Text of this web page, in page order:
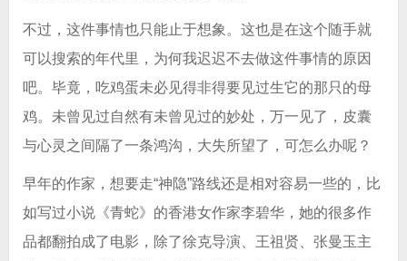
不过，这件事情也只能止于想象。这也是在这个随手就
可以搜索的年代里，为何我迟迟不去做这件事情的原因
吧。毕竟，吃鸡蛋未必见得非得要见过生它的那只的母
鸡。未曾见过自然有未曾见过的妙处，万一见了，皮囊
与心灵之间隔了一条鸿沟，大失所望了，可怎么办呢？
早年的作家，想要走“神隐”路线还是相对容易一些的，比
如写过小说《青蛇》的香港女作家李碧华，她的很多作
品都翻拍成了电影，除了徐克导演、王祖贤、张曼玉主